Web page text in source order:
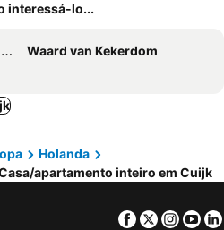
interessá-lo...
Waard van Kekerdom
Holanda
apartamento inteiro em Cuijk
Facebook
Twitter